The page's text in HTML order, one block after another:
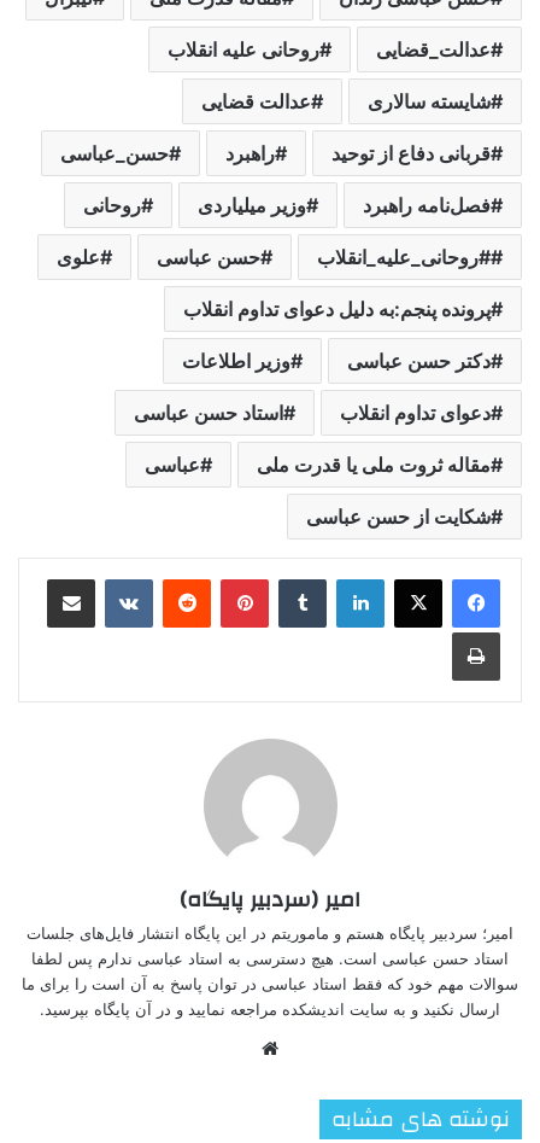
عدالت_قضایی روحانی علیه انقلاب
شایسته سالاری عدالت قضایی
قربانی دفاع از توحید راهبرد حسن_عباسی‌
فصل‌نامه راهبرد وزیر میلیاردی روحانی
#روحانی_علیه_انقلاب حسن عباسی علوی
پرونده پنجم:به دلیل دعوای تداوم انقلاب
دکتر حسن عباسی وزیر اطلاعات
دعوای تداوم انقلاب استاد حسن عباسی
مقاله ثروت ملی یا قدرت ملی عباسی
شکایت از حسن عباسی
لینکدین ‫تامبلر ‫پین‌ترست‫رددیت ‫VKontakteاشتراک گذاری از طریق ایمیل
چاپ
امیر (سردبیر پایگاه)
امیر؛ سردبیر پایگاه هستم و ماموریتم در این پایگاه انتشار فایل‌های جلسات
استاد حسن عباسی است. هیچ دسترسی به استاد عباسی ندارم پس لطفا
سوالات مهم خود که فقط استاد عباسی در توان پاسخ به آن است را برای ما
ارسال نکنید و به سایت اندیشکده مراجعه نمایید و در آن پایگاه بپرسید.
نوشته های مشابه